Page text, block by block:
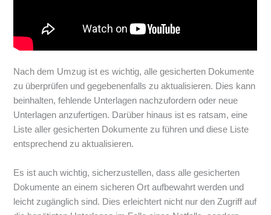
Nach dem Umzug ist es wichtig, alle gesicherten Dokumente
zu überprüfen und gegebenenfalls zu aktualisieren. Dies kann
beinhalten, fehlende Unterlagen nachzufordern oder neue
Unterlagen anzufertigen. Darüber hinaus ist es ratsam, eine
Liste aller gesicherten Dokumente zu führen und diese Liste
entsprechend zu aktualisieren.
Es ist auch wichtig, sicherzustellen, dass alle gesicherten
Dokumente an einem sicheren Ort aufbewahrt werden und
leicht zugänglich sind. Dies erleichtert nicht nur den Zugriff auf